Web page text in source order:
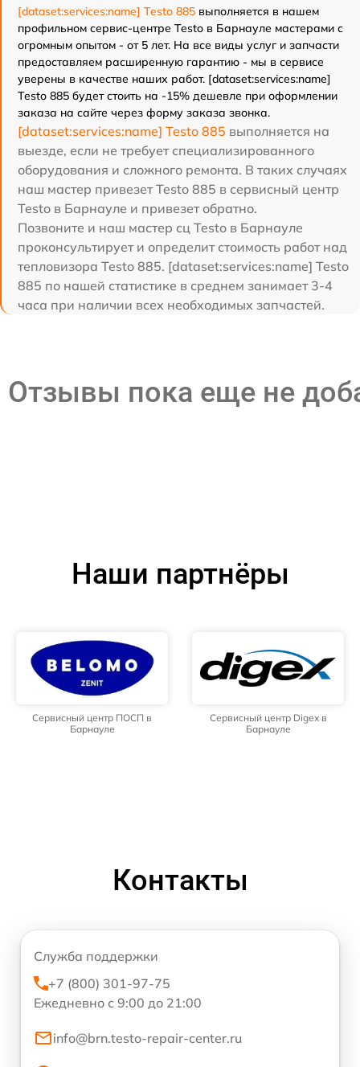
[dataset:services:name] Testo 885 выполняется в нашем
профильном сервис-центре Testo в Барнауле мастерами с
огромным опытом - от 5 лет. На все виды услуг и запчасти
предоставляем расширенную гарантию - мы в сервисе
уверены в качестве наших работ. [dataset:services:name]
Testo 885 будет стоить на -15% дешевле при оформлении
заказа на сайте через форму заказа звонка.
[dataset:services:name] Testo 885 выполняется на
выезде, если не требует специализированного
оборудования и сложного ремонта. В таких случаях
наш мастер привезет Testo 885 в сервисный центр
Testo в Барнауле и привезет обратно.
Позвоните и наш мастер сц Testo в Барнауле
проконсультирует и определит стоимость работ над
тепловизора Testo 885. [dataset:services:name] Testo
885 по нашей статистике в среднем занимает 3-4
часа при наличии всех необходимых запчастей.
Отзывы пока еще не
Наши партнёры
Сервисный центр ПОСП в
Барнауле
Сервисный центр Digex в
Барнауле
Контакты
Служба поддержки
+7 (800) 301-97-75
Ежедневно с 9:00 до 21:00
info@brn.testo-repair-center.ru